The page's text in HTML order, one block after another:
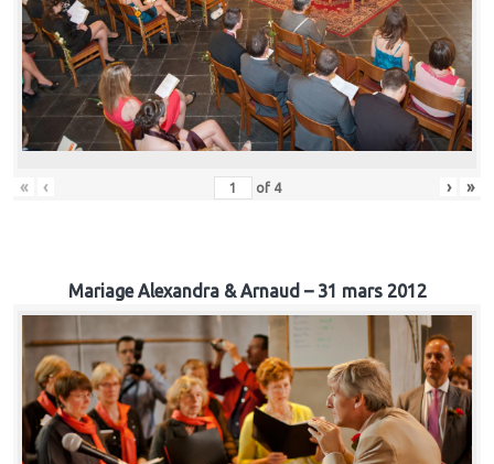
« ‹ of 4 › »
Mariage Alexandra & Arnaud – 31 mars 2012